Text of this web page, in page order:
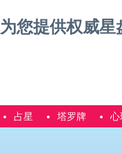
占星 塔罗牌 心